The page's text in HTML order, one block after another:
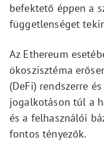
befektető éppen a
függetlenséget
Az Ethereum
ökoszisztéma
(DeFi) rendszerre
jogalkotáson túl a
és a felhasználói
fontos tényezők.